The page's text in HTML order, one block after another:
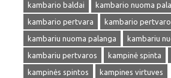
kambario baldai
kambario nuoma
kambario pertvara
kambario
kambariu nuoma palanga
kambariu
kambariu pertvaros
kampinė spinta
kampinės spintos
kampines virtuves